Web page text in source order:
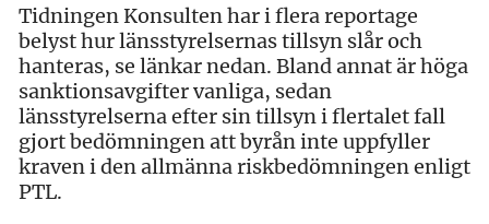
Tidningen Konsulten har i flera reportage
belyst hur länsstyrelsernas tillsyn slår och
hanteras, se länkar nedan. Bland annat är höga
sanktionsavgifter vanliga, sedan
länsstyrelserna efter sin tillsyn i flertalet fall
gjort bedömningen att byrån inte uppfyller
kraven i den allmänna riskbedömningen enligt
PTL.